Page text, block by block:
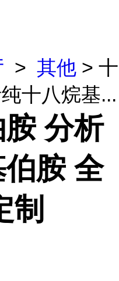
> 其他 > 十
十八烷基...
分析
胺 全
制